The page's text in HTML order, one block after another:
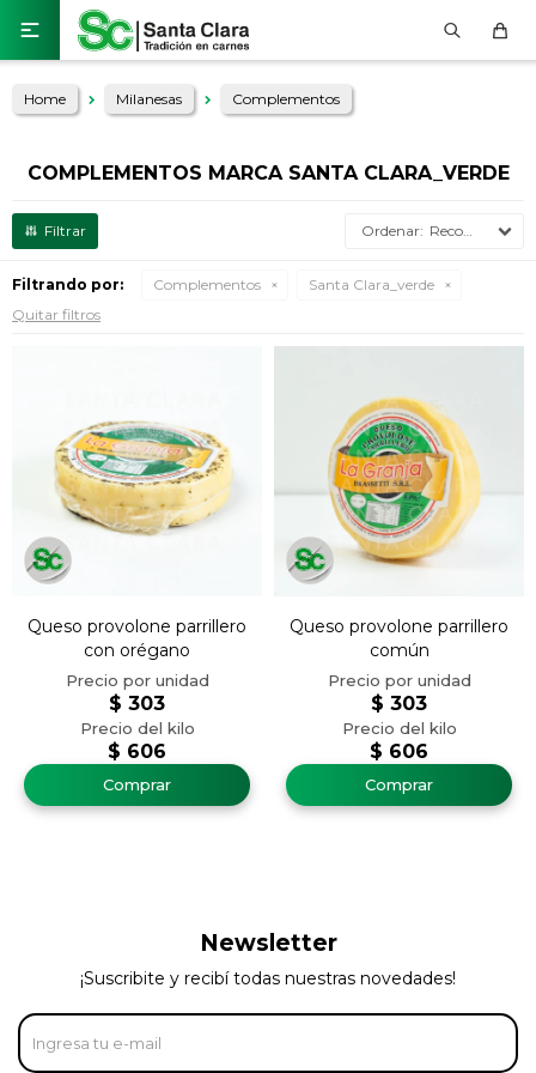

Home Milanesas Complementos
COMPLEMENTOS MARCA SANTA CLARA_VERDE
Recomendados
Filtrando por: Complementos
Santa Clara_verde
Quitar filtros
Queso provolone parrillero
con orégano
$ 606
$ 303
Queso provolone parrillero
común
$ 606
$ 303
Newsletter
¡Suscribite y recibí todas nuestras novedades!